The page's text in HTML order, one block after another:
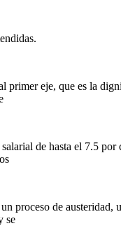
primer eje, que es la
de hasta el 7.5 por
proceso de austeridad,
se